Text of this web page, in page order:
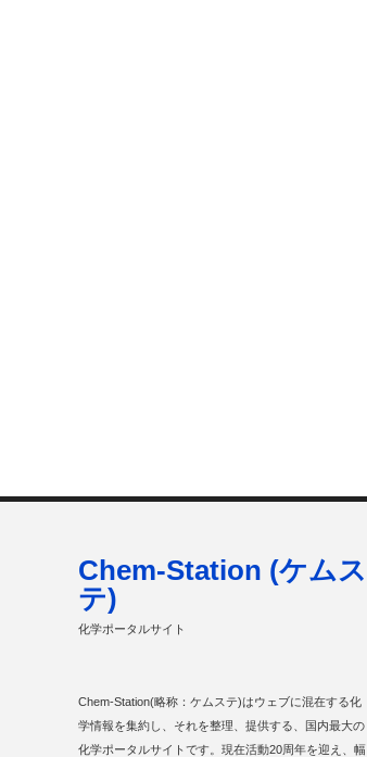
Chem-Station (ケムス
テ)
化学ポータルサイト
Chem-Station(略称：ケムステ)はウェブに混在する化
学情報を集約し、それを整理、提供する、国内最大の
化学ポータルサイトです。現在活動20周年を迎え、幅